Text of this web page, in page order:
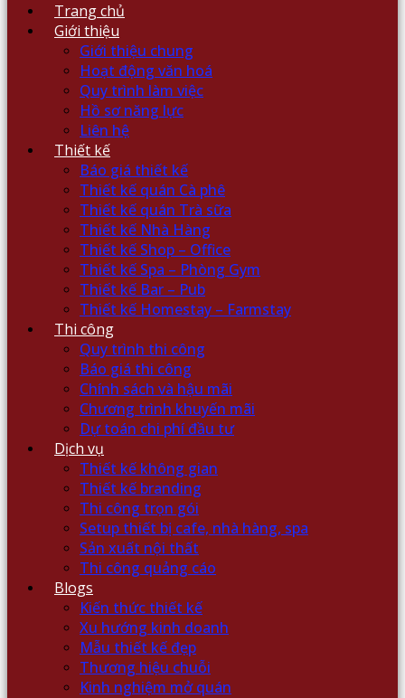
Trang chủ
Giới thiệu
Giới thiệu chung
Hoạt động văn hoá
Quy trình làm việc
Hồ sơ năng lực
Liên hệ
Thiết kế
Báo giá thiết kế
Thiết kế quán Cà phê
Thiết kế quán Trà sữa
Thiết kế Nhà Hàng
Thiết kế Shop – Office
Thiết kế Spa – Phòng Gym
Thiết kế Bar – Pub
Thiết kế Homestay – Farmstay
Thi công
Quy trình thi công
Báo giá thi công
Chính sách và hậu mãi
Chương trình khuyến mãi
Dự toán chi phí đầu tư
Dịch vụ
Thiết kế không gian
Thiết kế branding
Thi công trọn gói
Setup thiết bị cafe, nhà hàng, spa
Sản xuất nội thất
Thi công quảng cáo
Blogs
Kiến thức thiết kế
Xu hướng kinh doanh
Mẫu thiết kế đẹp
Thương hiệu chuỗi
Kinh nghiệm mở quán